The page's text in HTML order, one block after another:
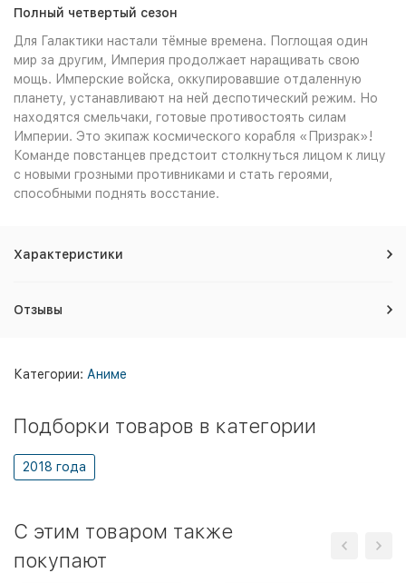
Полный четвертый сезон
Для Галактики настали тёмные времена. Поглощая один
мир за другим, Империя продолжает наращивать свою
мощь. Имперские войска, оккупировавшие отдаленную
планету, устанавливают на ней деспотический режим. Но
находятся смельчаки, готовые противостоять силам
Империи. Это экипаж космического корабля «Призрак»!
Команде повстанцев предстоит столкнуться лицом к лицу
с новыми грозными противниками и стать героями,
способными поднять восстание.
Характеристики
Отзывы
Категории: Аниме
Подборки товаров в категории
2018 года
C этим товаром также
покупают